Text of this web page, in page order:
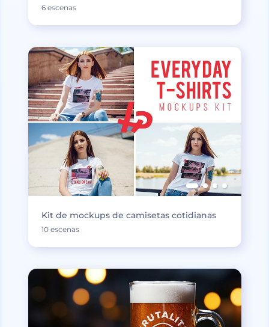
6 escenas
Kit de mockups de camisetas cotidianas
10 escenas